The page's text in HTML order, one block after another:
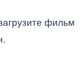
фильм